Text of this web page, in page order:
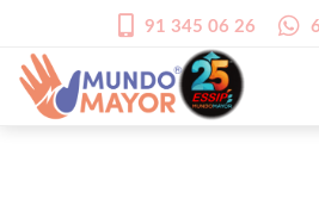
91 345 06 26